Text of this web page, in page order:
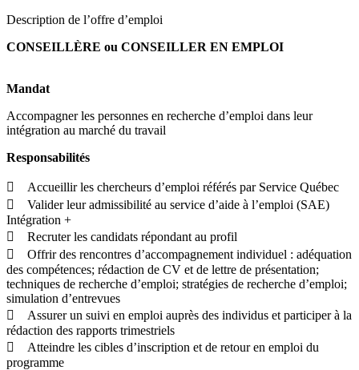
Description de l’offre d’emploi
CONSEILLÈRE ou CONSEILLER EN EMPLOI
Mandat
Accompagner les personnes en recherche d’emploi dans leur
intégration au marché du travail
Responsabilités
 Accueillir les chercheurs d’emploi référés par Service Québec
 Valider leur admissibilité au service d’aide à l’emploi (SAE)
Intégration +
 Recruter les candidats répondant au profil
 Offrir des rencontres d’accompagnement individuel : adéquation
des compétences; rédaction de CV et de lettre de présentation;
techniques de recherche d’emploi; stratégies de recherche d’emploi;
simulation d’entrevues
 Assurer un suivi en emploi auprès des individus et participer à la
rédaction des rapports trimestriels
 Atteindre les cibles d’inscription et de retour en emploi du
programme